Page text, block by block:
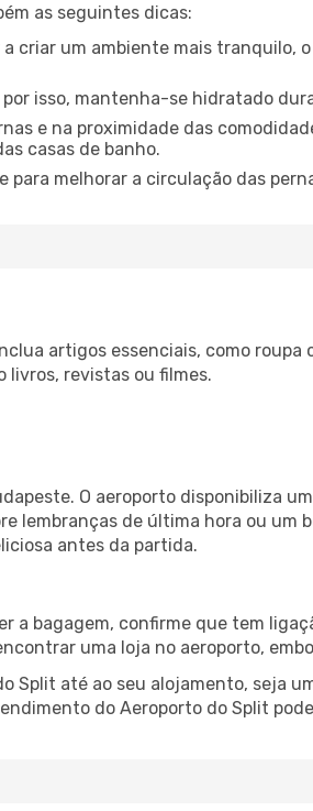
as seguintes dicas:
criar um ambiente mais tranquilo,
isso, mantenha-se hidratado
e na proximidade das
casas de banho.
para melhorar a circulação das
artigos essenciais, como
livros, revistas ou filmes.
O aeroporto disponibiliza
lembranças de última hora ou um
antes da partida.
a bagagem, confirme que tem
uma loja no aeroporto,
Split até ao seu alojamento, seja
do Aeroporto do Split